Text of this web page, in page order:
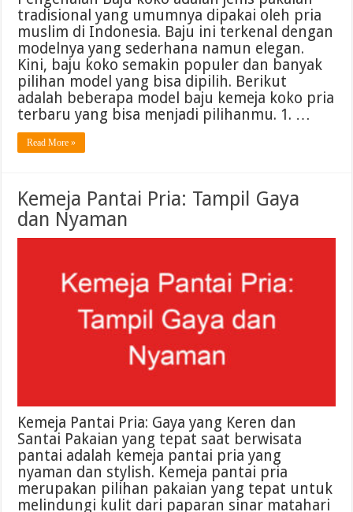
tradisional yang umumnya dipakai oleh pria
muslim di Indonesia. Baju ini terkenal dengan
modelnya yang sederhana namun elegan.
Kini, baju koko semakin populer dan banyak
pilihan model yang bisa dipilih. Berikut
adalah beberapa model baju kemeja koko pria
terbaru yang bisa menjadi pilihanmu. 1. …
Read More »
Kemeja Pantai Pria: Tampil Gaya
dan Nyaman
Kemeja Pantai Pria: Gaya yang Keren dan
Santai Pakaian yang tepat saat berwisata
pantai adalah kemeja pantai pria yang
nyaman dan stylish. Kemeja pantai pria
merupakan pilihan pakaian yang tepat untuk
melindungi kulit dari paparan sinar matahari